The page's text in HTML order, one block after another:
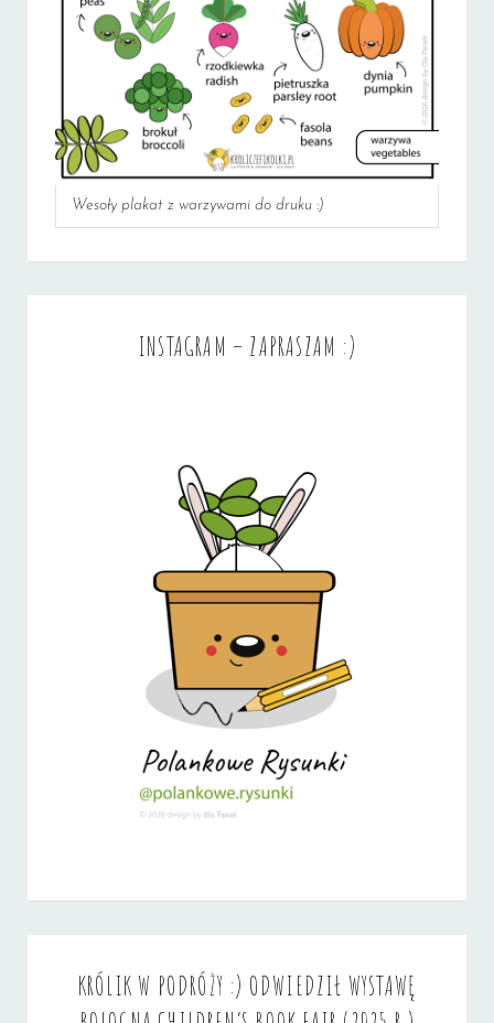
Wesoły plakat z warzywami do druku :)
INSTAGRAM – ZAPRASZAM :)
KRÓLIK W PODRÓŻY :) ODWIEDZIŁ WYSTAWĘ